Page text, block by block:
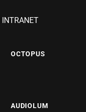
INTRANET
OCTOPUS
AUDIOLUM